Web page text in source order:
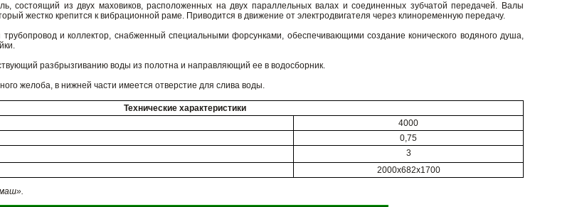
состоящий из двух маховиков, расположенных на двух параллельных валах и соединенных зубчатой передачей. Валы
жестко крепится к вибрационной раме. Приводится в движение от электродвигателя через клиноременную передачу.
трубопровод и коллектор, снабженный специальными форсунками, обеспечивающими создание конического водяного душа,
разбрызгиванию воды из полотна и направляющий ее в водосборник.
желоба, в нижней части имеется отверстие для слива воды.
Технические характеристики
4000
0,75
3
2000x682x1700